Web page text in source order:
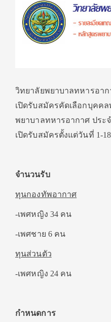
วิทยาลัยพยาบาลทหารอา
เปิดรับสมัครคัดเลือกบุคคล
พยาบาลทหารอากาศ ประ
เปิดรับสมัครตั้งแต่วันที่ 1-
จำนวนรับ
ทุนกองทัพอากาศ
-เพศหญิง 34 คน
-เพศชาย 6 คน
ทุนส่วนตัว
-เพศหญิง 24 คน
กำหนดการ